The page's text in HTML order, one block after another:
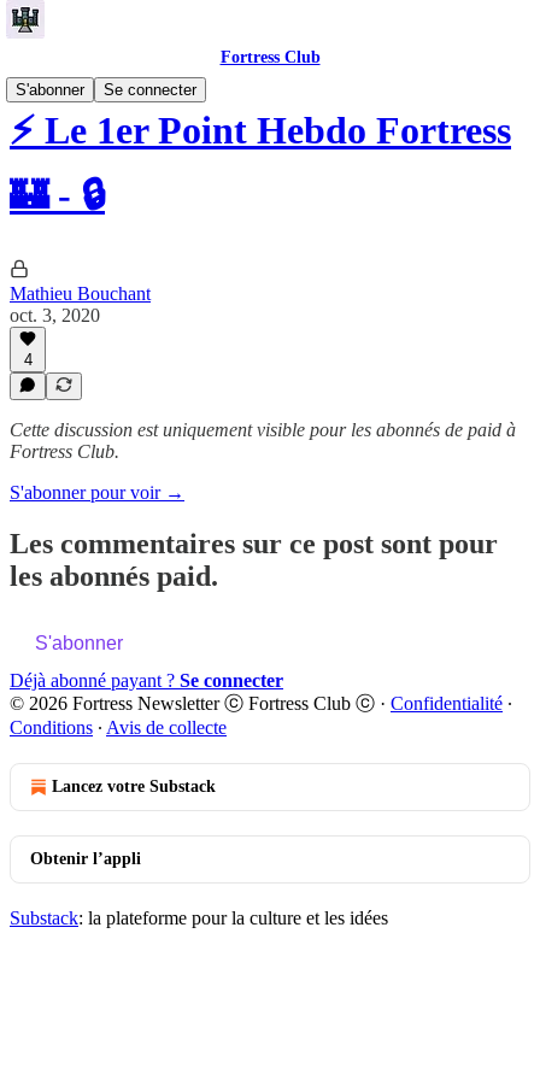
Fortress Club
S'abonner
Se connecter
⚡️ Le 1er Point Hebdo Fortress
🏰 - 🔒
Mathieu Bouchant
oct. 3, 2020
4
Cette discussion est uniquement visible pour les abonnés de paid à
Fortress Club.
S'abonner pour voir →
Les commentaires sur ce post sont pour
les abonnés paid.
S'abonner
Déjà abonné payant ? Se connecter
© 2026 Fortress Newsletter ⓒ Fortress Club ⓒ · Confidentialité ∙
Conditions ∙ Avis de collecte
Lancez votre Substack
Obtenir l’appli
Substack: la plateforme pour la culture et les idées